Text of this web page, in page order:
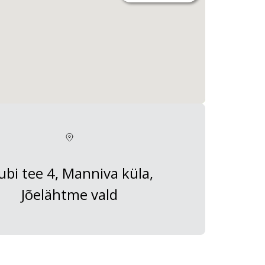
tee 4, Manniva küla,
Jõelähtme vald